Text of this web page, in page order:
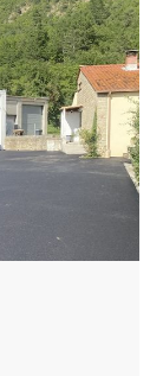
Renault,
Haute-
spécialisé
du-Verdon.